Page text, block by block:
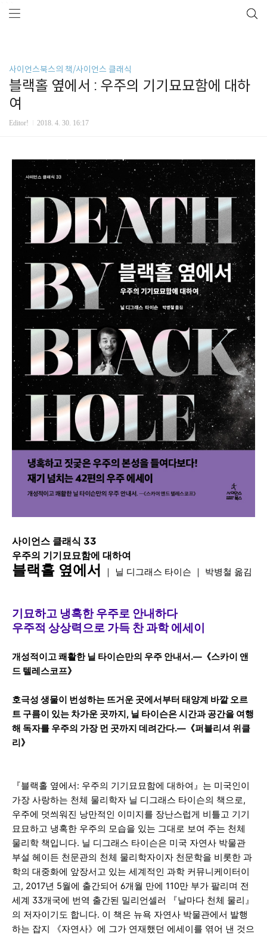
사이언스북스의 책/사이언스 클래식
블랙홀 옆에서 : 우주의 기기묘묘함에 대하
여
Editor! 2018. 4. 30. 16:17
사이언스 클래식 33
우주의 기기묘묘함에 대하여
블랙홀 옆에서 ｜ 닐 디그래스 타이슨 ｜ 박병철 옮김
기묘하고 냉혹한 우주로 안내하다
우주적 상상력으로 가득 찬 과학 에세이
개성적이고 쾌활한 닐 타이슨만의 우주 안내서.―《스카이 앤
드 텔레스코프》
호극성 생물이 번성하는 뜨거운 곳에서부터 태양계 바깥 오르
트 구름이 있는 차가운 곳까지, 닐 타이슨은 시간과 공간을 여행
해 독자를 우주의 가장 먼 곳까지 데려간다.―《퍼블리셔 위클
리》
『블랙홀 옆에서: 우주의 기기묘묘함에 대하여 』는 미국인이
가장 사랑하는 천체 물리학자 닐 디그래스 타이슨의 책으로,
우주에 덧씌워진 낭만적인 이미지를 장난스럽게 비틀고 기기
묘묘하고 냉혹한 우주의 모습을 있는 그대로 보여 주는 천체
물리학 책입니다. 닐 디그래스 타이슨은 미국 자연사 박물관
부설 헤이든 천문관의 천체 물리학자이자 천문학을 비롯한 과
학의 대중화에 앞장서고 있는 세계적인 과학 커뮤니케이터이
고, 2017년 5월에 출간되어 6개월 만에 110만 부가 팔리며 전
세계 33개국에 번역 출간된 밀리언셀러 『날마다 천체 물리 』
의 저자이기도 합니다. 이 책은 뉴욕 자연사 박물관에서 발행
하는 잡지 《자연사》에 그가 연재했던 에세이를 엮어 낸 것으